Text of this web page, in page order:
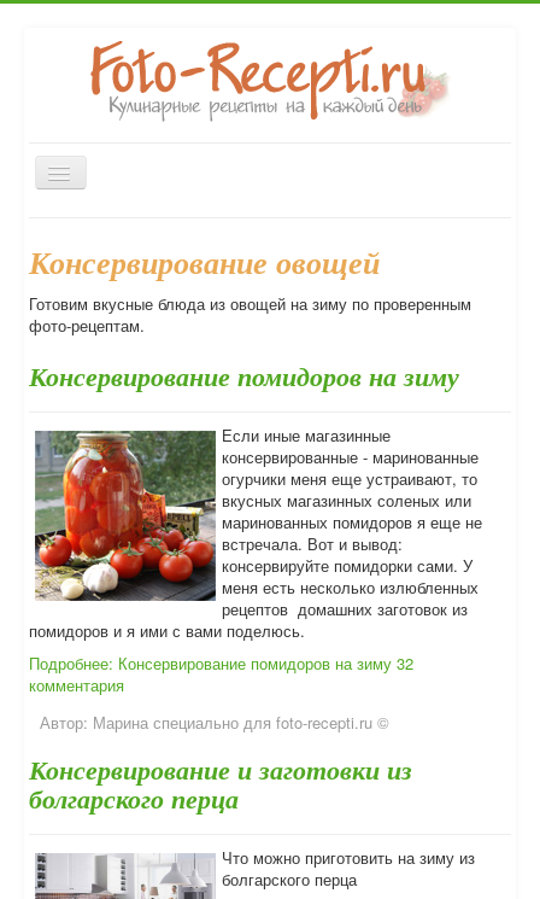
Включить/
выключить
Десерты
Выпечка Напитки Консервирование
Форум
Консервирование овощей
Готовим вкусные блюда из овощей на зиму по проверенным
фото-рецептам.
Консервирование помидоров на зиму
Если иные магазинные
консервированные - маринованные
огурчики меня еще устраивают, то
вкусных магазинных соленых или
маринованных помидоров я еще не
встречала. Вот и вывод:
консервируйте помидорки сами. У
меня есть несколько излюбленных
рецептов домашних заготовок из
помидоров и я ими с вами поделюсь.
Подробнее: Консервирование помидоров на зиму 32
комментария
Автор: Марина специально для foto-recepti.ru ©
Консервирование и заготовки из
болгарского перца
Что можно приготовить на зиму из
болгарского перца